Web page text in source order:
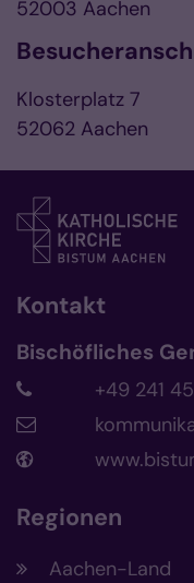
52003 Aachen
Klosterplatz 7
52062 Aachen
Kontakt
Bischöfliches
+49 241
Regionen
Aachen-Land